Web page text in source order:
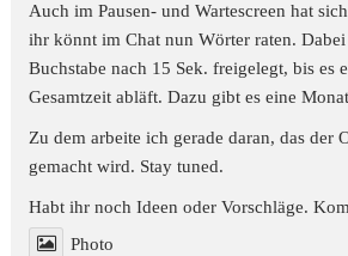
Auch im Pausen- und Wartescreen hat
ihr könnt im Chat nun Wörter raten.
Buchstabe nach 15 Sek. freigelegt, bis es
Gesamtzeit abläft. Dazu gibt es eine
Zu dem arbeite ich gerade daran, das der
gemacht wird. Stay tuned.
Habt ihr noch Ideen oder Vorschläge.
Photo